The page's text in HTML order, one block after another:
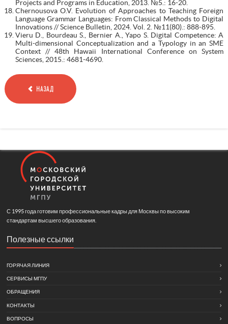
Projects and Programs in Education, 2013. №5.: 16-20.
Chernousova O.V. Evolution of Approaches to Teaching Foreign
Language Grammar Languages: From Classical Methods to Digital
Innovations // Science Bulletin, 2024. Vol. 2. №11(80).: 888-895.
Vieru D., Bourdeau S., Bernier A., Yapo S. Digital Competence: A
Multi-dimensional Conceptualization and a Typology in an SME
Context // 48th Hawaii International Conference on System
Sciences, 2015.: 4681-4690.
НАЗАД
С 1995 года готовим профессиональные кадры для Москвы по высоким
стандартам высшего образования.
Полезные ссылки
ГОРЯЧАЯ ЛИНИЯ
СЕРВИСЫ МГПУ
ОБРАЩЕНИЯ
КОНТАКТЫ
ВОПРОСЫ